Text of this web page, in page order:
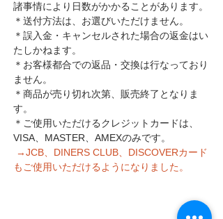
諸事情により日数がかかることがあります。
＊送付方法は、お選びいただけません。
＊誤入金・キャンセルされた場合の返金はい
たしかねます。
＊お客様都合での返品・交換は行なっており
ません。
＊商品が売り切れ次第、販売終了となりま
す。
＊ご使用いただけるクレジットカードは、
VISA、MASTER、AMEXのみです。
→JCB、DINERS CLUB、DISCOVERカード
もご使用いただけるようになりました。